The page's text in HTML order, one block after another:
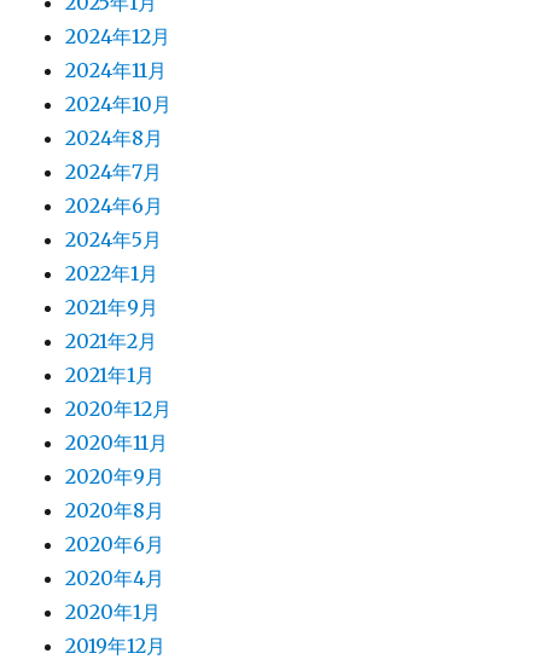
2024年12月
2024年11月
2024年10月
2024年8月
2024年7月
2024年6月
2024年5月
2022年1月
2021年9月
2021年2月
2021年1月
2020年12月
2020年11月
2020年9月
2020年8月
2020年6月
2020年4月
2020年1月
2019年12月